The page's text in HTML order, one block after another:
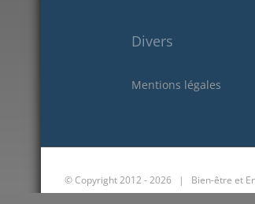
Divers
Mentions légales
© Copyright 2012 -2026 | Bien-être et